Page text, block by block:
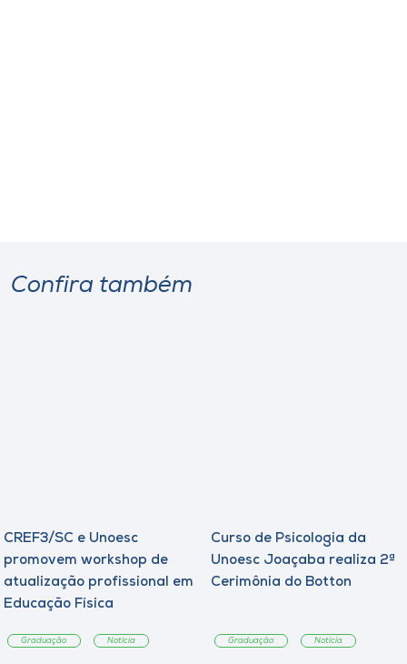
Confira também
CREF3/SC e Unoesc
promovem workshop de
atualização profissional em
Educação Física
Graduação Notícia
Curso de Psicologia da
Unoesc Joaçaba realiza 2ª
Cerimônia do Botton
Graduação Notícia